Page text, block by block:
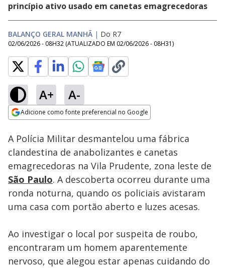
princípio ativo usado em canetas emagrecedoras
BALANÇO GERAL MANHÃ | Do R7
02/06/2026 - 08H32 (ATUALIZADO EM 02/06/2026 - 08H31)
A+ A-
Adicione como fonte preferencial no Google
Ativar
Loaded
31.59%
A Polícia Militar desmantelou uma fábrica
clandestina de anabolizantes e canetas
emagrecedoras na Vila Prudente, zona leste de
São Paulo. A descoberta ocorreu durante uma
ronda noturna, quando os policiais avistaram
uma casa com portão aberto e luzes acesas.
Ao investigar o local por suspeita de roubo,
encontraram um homem aparentemente
nervoso, que alegou estar apenas cuidando do